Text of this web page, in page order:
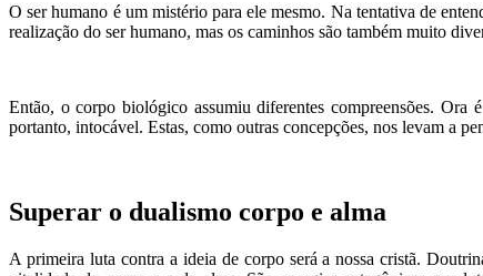
O ser humano é um mistério para ele mesmo. Na tentativa de
realização do ser humano, mas os caminhos são também muito
Então, o corpo biológico assumiu diferentes compreensões.
portanto, intocável. Estas, como outras concepções, nos levam a
Superar o dualismo corpo e alma
A primeira luta contra a ideia de corpo será a nossa cristã.